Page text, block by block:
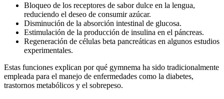
Bloqueo de los receptores de sabor dulce en la lengua,
reduciendo el deseo de consumir azúcar.
Disminución de la absorción intestinal de glucosa.
Estimulación de la producción de insulina en el páncreas.
Regeneración de células beta pancreáticas en algunos estudios
experimentales.
Estas funciones explican por qué gymnema ha sido tradicionalmente
empleada para el manejo de enfermedades como la diabetes,
trastornos metabólicos y el sobrepeso.